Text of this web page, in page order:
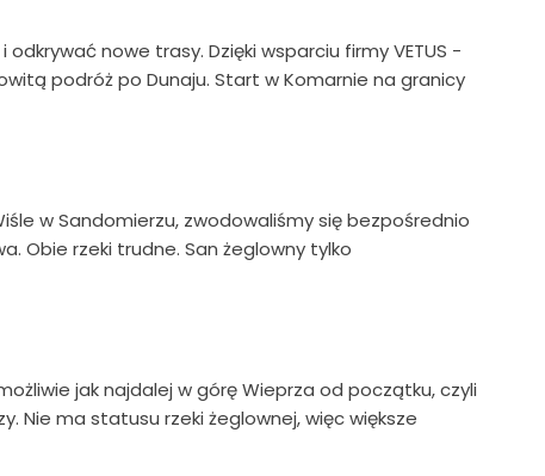
nowe trasy. Dzięki wsparciu firmy VETUS -
podróż po Dunaju. Start w Komarnie na granicy
w Sandomierzu, zwodowaliśmy się bezpośrednio
Obie rzeki trudne. San żeglowny tylko
jak najdalej w górę Wieprza od początku, czyli
Nie ma statusu rzeki żeglownej, więc większe